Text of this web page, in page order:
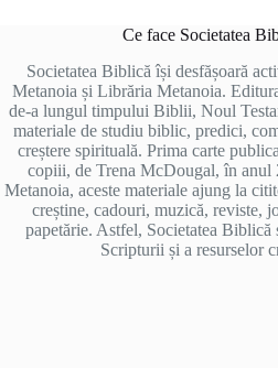
Ce face Societatea
Societatea Biblică își desfășoară
Metanoia și Librăria Metanoia.
de-a lungul timpului Biblii, Noul
materiale de studiu biblic, predici,
creștere spirituală. Prima carte
copiii, de Trena McDougal, în anul
Metanoia, aceste materiale ajung la
creștine, cadouri, muzică, reviste,
papetărie. Astfel, Societatea Biblică
Scripturii și a resurselor